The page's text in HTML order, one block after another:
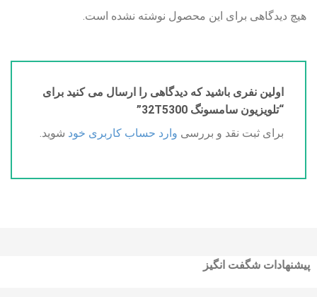
هیچ دیدگاهی برای این محصول نوشته نشده است.
اولین نفری باشید که دیدگاهی را ارسال می کنید برای
“تلویزیون سامسونگ 32T5300”
برای ثبت نقد و بررسی وارد حساب کاربری خود شوید.
پیشنهادات شگفت انگیز